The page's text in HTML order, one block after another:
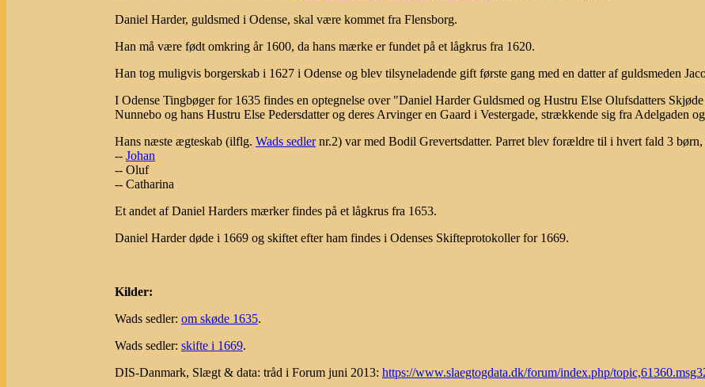
Daniel Harder, guldsmed i Odense, skal være kommet fra Flensborg.
Han må være født omkring år 1600, da hans mærke er fundet på et lågkrus fra 1620.
Han tog muligvis borgerskab i 1627 i Odense og blev tilsyneladende gift første gang med en datter af guldsmeden
I Odense Tingbøger for 1635 findes en optegnelse over "Daniel Harder Guldsmed og Hustru Else Olufsdatters
Nunnebo og hans Hustru Else Pedersdatter og deres Arvinger en Gaard i Vestergade, strækkende sig fra Adelgaden
Hans næste ægteskab (ilflg. Wads sedlernr.2) var med Bodil Grevertsdatter. Parret blev forældre til i hvert fald 3
-- Johan
-- Oluf
-- Catharina
Et andet af Daniel Harders mærker findes på et lågkrus fra 1653.
Daniel Harder døde i 1669 og skiftet efter ham findes i Odenses Skifteprotokoller for 1669.
Kilder:
Wads sedler: om skøde 1635.
Wads sedler: skifte i 1669.
DIS-Danmark, Slægt & data: tråd i Forum juni 2013: https://www.slaegtogdata.dk/forum/index.php/